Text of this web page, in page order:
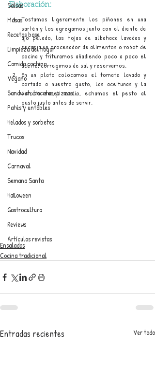
Salsas
Masas
Recetas base
Limpieza del hogar
Comida cochina
Vegano
Sandwich, bocatas, pizzas...
Patés y untables
Helados y sorbetes
Trucos
Navidad
Carnaval
Semana Santa
Halloween
Gastrocultura
Reviews
Artículos revistas
Elaboración:
Tostamos ligeramente los piñones en una
sartén y los agregamos junto con el diente de
ajo pelado, las hojas de albahaca lavadas y
secas a un procesador de alimentos o robot de
cocina y trituramos añadiendo poco a poco el
aceite, corregimos de sal y reservamos.
En un plato colocamos el tomate lavado y
cortado a nuestro gusto, las aceitunas y la
burrata en el medio, echamos el pesto al
gusto justo antes de servir.
Ensaladas
Cocina tradicional
Entradas recientes Ver todo